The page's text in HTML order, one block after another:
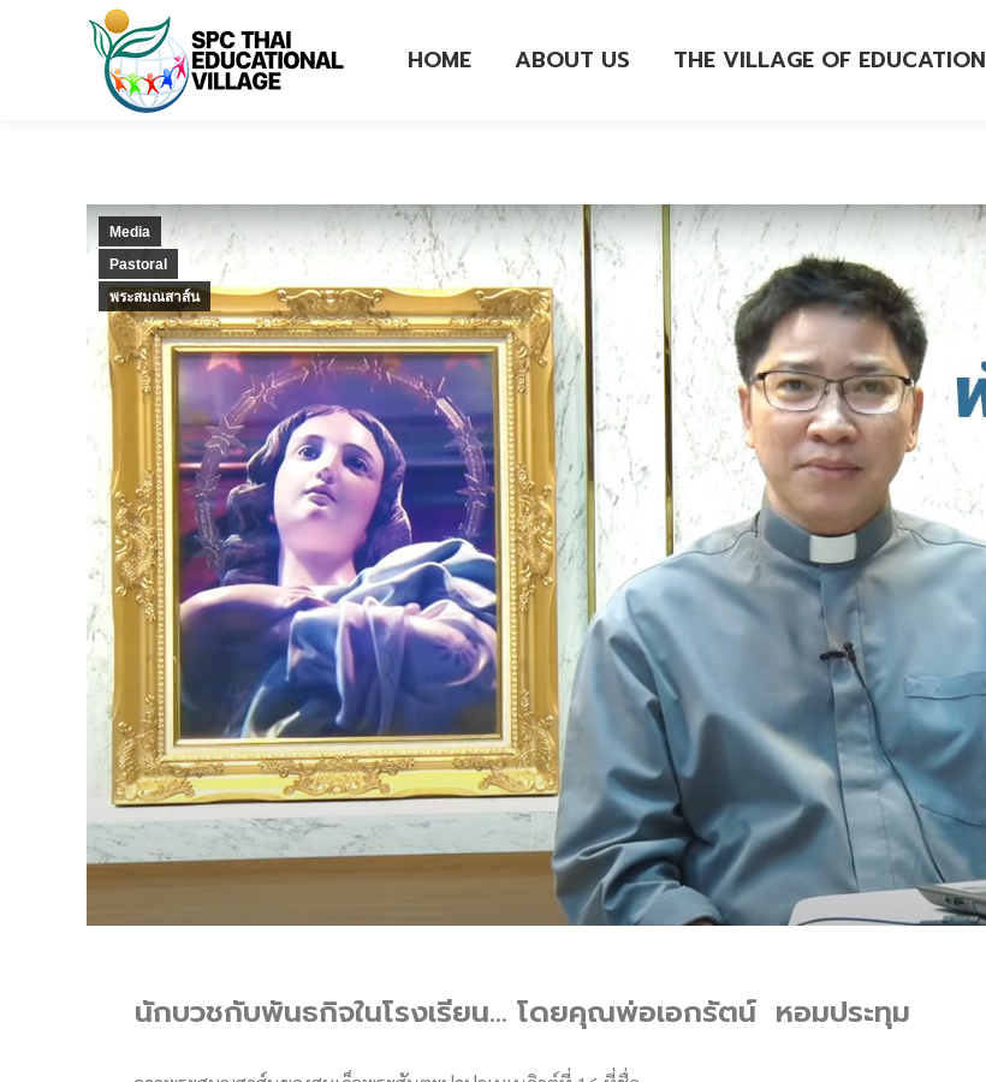
HOME ABOUT US THE VILLAGE OF EDUCATION
Media
Pastoral
พระสมณสาส์น
นักบวชกับพันธกิจในโรงเรียน… โดยคุณพ่อเอกรัตน์ หอมประทุม